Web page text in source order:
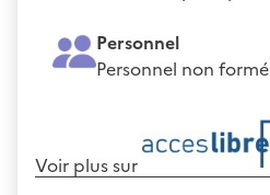
Personnel
Personnel non formé
Voir plus sur